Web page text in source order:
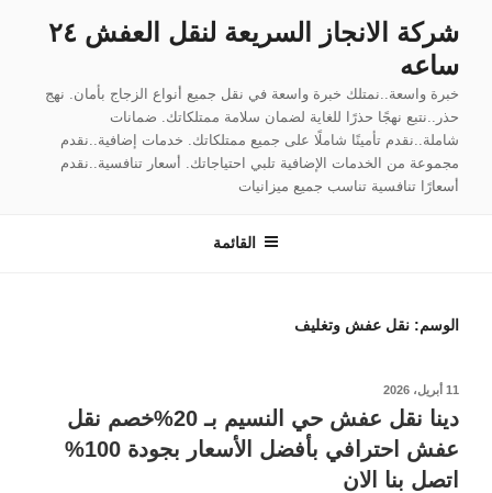
المحتوى
شركة الانجاز السريعة لنقل العفش ٢٤
ساعه
خبرة واسعة..نمتلك خبرة واسعة في نقل جميع أنواع الزجاج بأمان. نهج
حذر..نتبع نهجًا حذرًا للغاية لضمان سلامة ممتلكاتك. ضمانات
شاملة..نقدم تأمينًا شاملًا على جميع ممتلكاتك. خدمات إضافية..نقدم
مجموعة من الخدمات الإضافية تلبي احتياجاتك. أسعار تنافسية..نقدم
أسعارًا تنافسية تناسب جميع ميزانيات
القائمة
الوسم: نقل عفش وتغليف
نُشر
11 أبريل، 2026
دينا نقل عفش حي النسيم بـ 20%خصم نقل
عفش احترافي بأفضل الأسعار بجودة 100%
اتصل بنا الان